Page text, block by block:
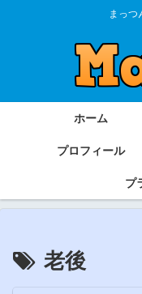
まっつ
ホーム
プロフィール
プ
老後